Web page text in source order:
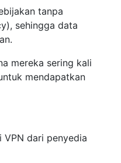
tanpa
sehingga data
mereka sering kali
mendapatkan
VPN dari penyedia